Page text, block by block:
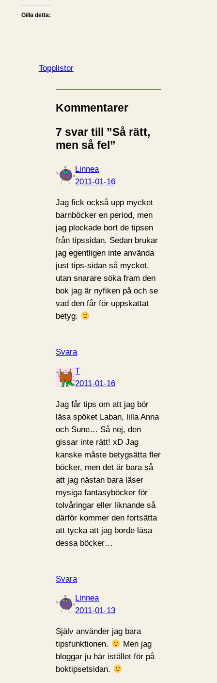
Gilla detta:
Topplistor
Kommentarer
7 svar till ”Så rätt,
men så fel”
Linnea
2011-01-16
Jag fick också upp mycket
barnböcker en period, men
jag plockade bort de tipsen
från tipssidan. Sedan brukar
jag egentligen inte använda
just tips-sidan så mycket,
utan snarare söka fram den
bok jag är nyfiken på och se
vad den får för uppskattat
betyg.
Svara
T
2011-01-16
Jag får tips om att jag bör
läsa spöket Laban, lilla Anna
och Sune… Så nej, den
gissar inte rätt! xD Jag
kanske måste betygsätta fler
böcker, men det är bara så
att jag nästan bara läser
mysiga fantasyböcker för
tolvåringar eller liknande så
därför kommer den fortsätta
att tycka att jag borde läsa
dessa böcker…
Svara
Linnea
2011-01-13
Själv använder jag bara
tipsfunktionen.
Men jag
bloggar ju här istället för på
boktipsetsidan.